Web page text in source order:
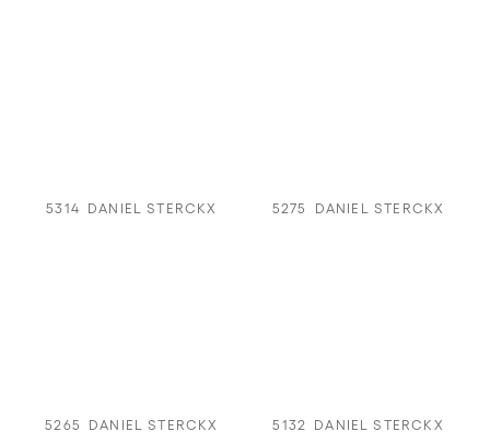
5314 DANIEL STERCKX 5275 DANIEL STERCKX
5265 DANIEL STERCKX 5132 DANIEL STERCKX